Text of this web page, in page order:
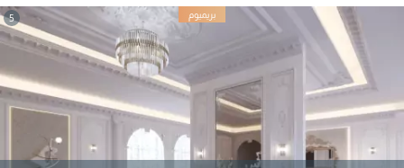
5